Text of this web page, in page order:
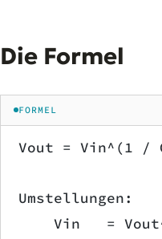
Die Formel
FORMEL
Vout = Vin^(1 /
Umstellungen:
Vin   =